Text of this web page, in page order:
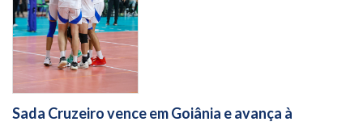
Sada Cruzeiro vence em Goiânia e avança à